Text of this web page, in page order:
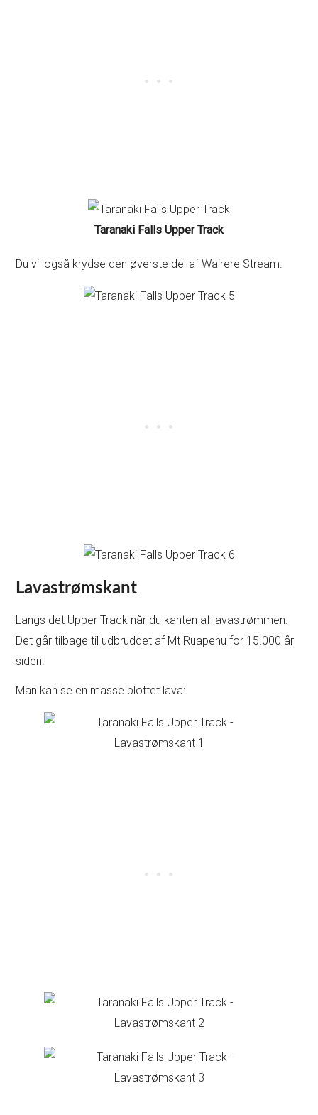
Taranaki Falls Upper Track
Du vil også krydse den øverste del af Wairere Stream.
Lavastrømskant
Langs det Upper Track når du kanten af lavastrømmen.
Det går tilbage til udbruddet af Mt Ruapehu for 15.000 år
siden.
Man kan se en masse blottet lava: